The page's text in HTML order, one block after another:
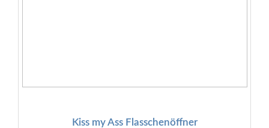
Kiss my Ass Flasschenöffner